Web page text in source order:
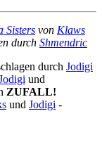
Sisters von Klaws
durch Shmendric
durch Jodigi
und
ZUFALL!
und Jodigi -